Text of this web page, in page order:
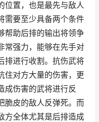
位置，也是最先与敌人
需要至少具备两个条件
帮助后排的输出将领争
常强力，能够在先手对
排进行收割。抗伤武将
住对方大量的伤害，更
成伤害的武将进行反
脆皮的敌人反弹死。而
方全体尤其是后排造成